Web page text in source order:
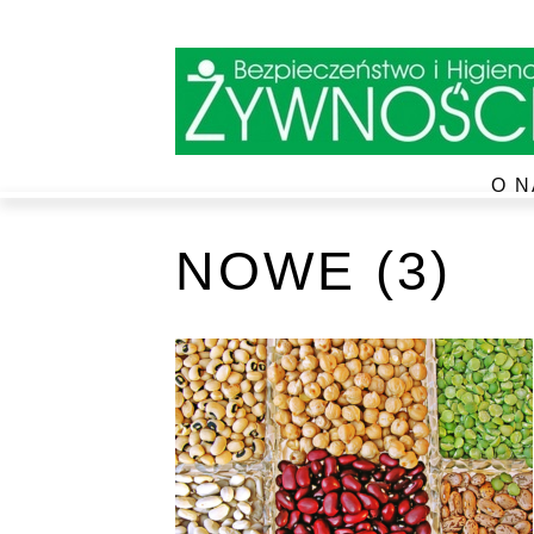
O
NOWE (3)